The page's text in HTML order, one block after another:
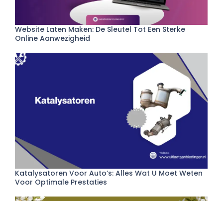
Website Laten Maken: De Sleutel Tot Een Sterke
Online Aanwezigheid
Katalysatoren Voor Auto’s: Alles Wat U Moet Weten
Voor Optimale Prestaties